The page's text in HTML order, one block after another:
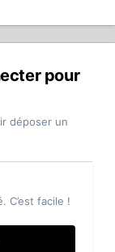
pour
déposer un
C’est facile !